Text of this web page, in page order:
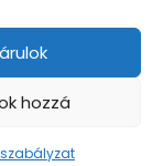
hozzá
szabályzat
szabályzat